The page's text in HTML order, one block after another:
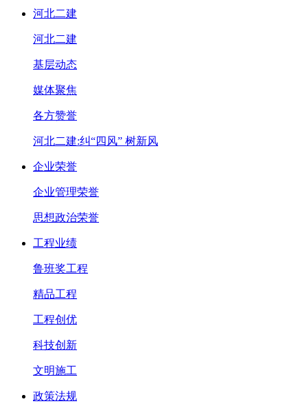
河北二建
河北二建
基层动态
媒体聚焦
各方赞誉
河北二建:纠“四风” 树新风
企业荣誉
企业管理荣誉
思想政治荣誉
工程业绩
鲁班奖工程
精品工程
工程创优
科技创新
文明施工
政策法规